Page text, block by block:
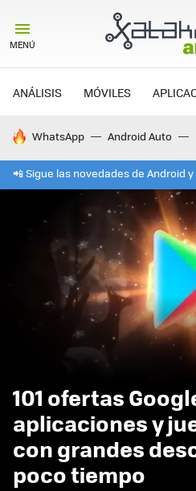
MENÚ
ANÁLISIS MÓVILES
HOY SE HABLA DE
WhatsApp Android Auto
📲 Sigue las novedades de Android
101 ofertas
aplicaciones y
con grandes
poco tiempo